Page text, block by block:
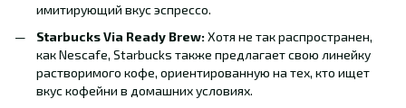
имитирующий вкус эспрессо.
Starbucks Via Ready Brew:Хотя не так распространен,
как Nescafe, Starbucks также предлагает свою линейку
растворимого кофе, ориентированную на тех, кто ищет
вкус кофейни в домашних условиях.